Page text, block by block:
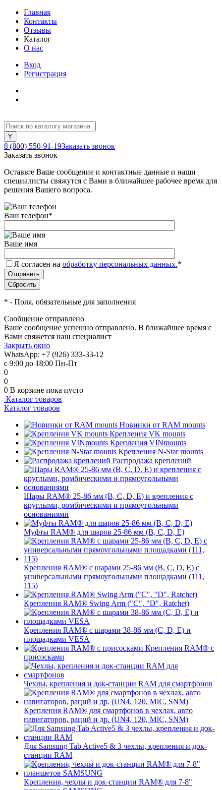
Главная
Контакты
Отзывы
Каталог
О нас
Вход
Регистрация
8 (800) 550-91-19Заказать звонок
Заказать звонок
Оставьте Ваше сообщение и контактные данные и наши
специалисты свяжутся с Вами в ближайшее рабочее время для
решения Вашего вопроса.
Ваш телефон*
Ваше имя
Я согласен на обработку персональных данных.*
* - Поля, обязательные для заполнения
Сообщение отправлено
Ваше сообщение успешно отправлено. В ближайшее время с
Вами свяжется наш специалист
Закрыть окно
WhatsApp: +7 (926) 333-33-12
с 9:00 до 18:00 Пн-Пт
0
0
0 В корзине пока пусто
Каталог товаров
Каталог товаров
Новинки от RAM mounts
Крепления VK mounts
Крепления VINmounts
Крепления N-Star mounts
Распродажа креплений
Шары RAM® 25-86 мм (B, C, D, E) и крепления с
круглыми, ромбическими и прямоугольными
основаниями
Муфты RAM® для шаров 25-86 мм (B, C, D, E)
Крепления RAM® с шарами 25-86 мм (B, C, D, E) с
универсальными прямоугольными площадками (111,
115)
Крепления RAM® Swing Arm ("C", "D", Ratchet)
Крепления RAM® с шарами 38-86 мм (C, D, E) и
площадками VESA
Крепления RAM® с
присосками
Чехлы, крепления и док-станции RAM для смартфонов
Крепления RAM® для смартфонов в чехлах, авто
навигаторов, раций и др. (UN4, 120, MIC, SNM)
Для Samsung Tab Active5 & 3 чехлы, крепления и док-
станции RAM
Крепления, чехлы и док-станции RAM® для 7-8"